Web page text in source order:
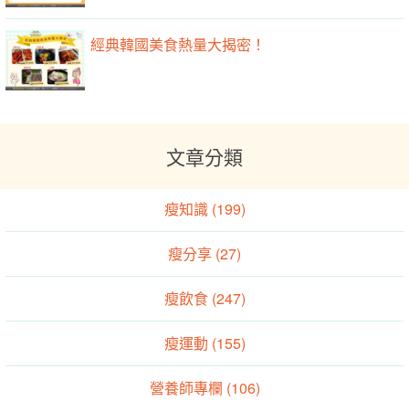
經典韓國美食熱量大揭密！
文章分類
瘦知識 (199)
瘦分享 (27)
瘦飲食 (247)
瘦運動 (155)
營養師專欄 (106)